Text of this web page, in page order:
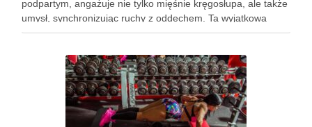
podpartym, angażuje nie tylko mięśnie kręgosłupa, ale także
umysł, synchronizując ruchy z oddechem. Ta wyjątkowa
praktyka nie tylko poprawia elastyczność ciała, ale również